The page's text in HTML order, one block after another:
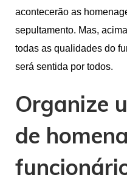
acontecerão as
sepultamento. Mas,
todas as qualidades do
será sentida por todos.
Organize
de